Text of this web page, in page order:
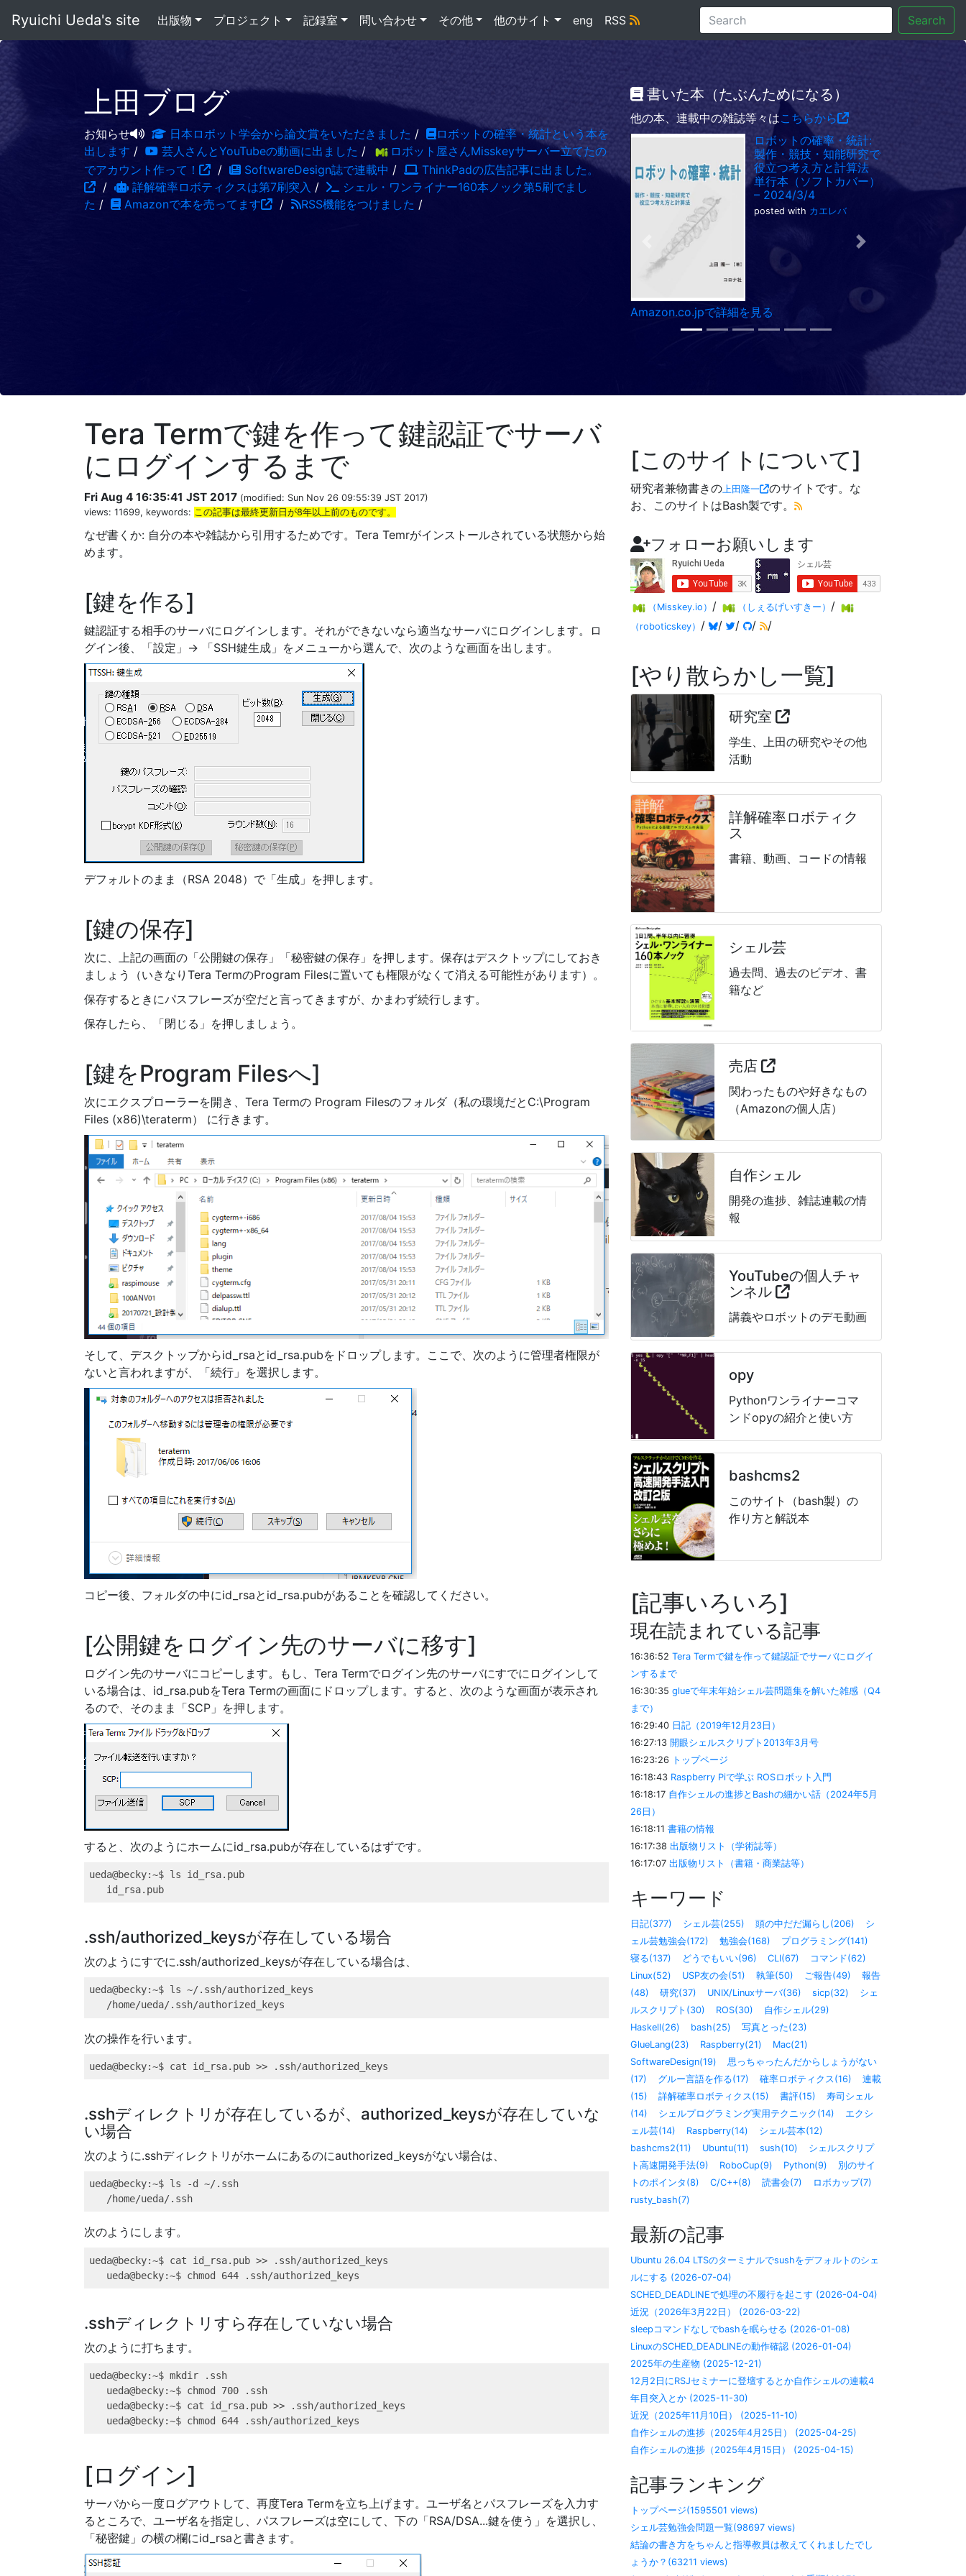
Ryuichi Ueda's site 出版物 プロジェクト 記録室 問い合わせ その他 他のサイト eng RSS Search
上田ブログ
お知らせ 日本ロボット学会から論文賞をいただきました /
ロボットの確率・統計という本を
出します / 芸人さんとYouTubeの動画に出ました /
ロボット屋さんMisskeyサーバー立てたの
でアカウント作って！
/ SoftwareDesign誌で連載中 /
ThinkPadの広告記事に出ました。
/
詳解確率ロボティクスは第7刷突入 /
シェル・ワンライナー160本ノック第5刷でまし
た / Amazonで本を売ってます / RSS機能をつけました /
書いた本（たぶんためになる）
他の本、連載中の雑誌等々はこちらから
ロボットの確率・統計:
製作・競技・知能研究で
役立つ考え方と計算法
単行本（ソフトカバー）
– 2024/3/4
posted with カエレバ
Amazon.co.jpで詳細を見る
Previous Next
Tera Termで鍵を作って鍵認証でサーバ
にログインするまで
Fri Aug 4 16:35:41 JST 2017 (modified: Sun Nov 26 09:55:39 JST 2017)
views: 11699, keywords: この記事は最終更新日が8年以上前のものです。
なぜ書くか: 自分の本や雑誌から引用するためです。Tera Temrがインストールされている状態から始
めます。
鍵を作る
鍵認証する相手のサーバにログインします。それができないなら適当なサーバにログインします。ロ
グイン後、「設定」-> 「SSH鍵生成」をメニューから選んで、次のような画面を出します。
デフォルトのまま（RSA 2048）で「生成」を押します。
鍵の保存
次に、上記の画面の「公開鍵の保存」「秘密鍵の保存」を押します。保存はデスクトップにしておき
ましょう（いきなりTera TermのProgram Filesに置いても権限がなくて消える可能性があります）。
保存するときにパスフレーズが空だと言ってきますが、かまわず続行します。
保存したら、「閉じる」を押しましょう。
鍵をProgram Filesへ
次にエクスプローラーを開き、Tera Termの Program Filesのフォルダ（私の環境だとC:\Program
Files (x86)\teraterm） に行きます。
そして、デスクトップからid_rsaとid_rsa.pubをドロップします。ここで、次のように管理者権限が
ないと言われますが、「続行」を選択します。
コピー後、フォルダの中にid_rsaとid_rsa.pubがあることを確認してください。
公開鍵をログイン先のサーバに移す
ログイン先のサーバにコピーします。もし、Tera Termでログイン先のサーバにすでにログインして
いる場合は、id_rsa.pubをTera Termの画面にドロップします。すると、次のような画面が表示され
るので、そのまま「SCP」を押します。
すると、次のようにホームにid_rsa.pubが存在しているはずです。
ueda@becky:~$ ls id_rsa.pub
id_rsa.pub
.ssh/authorized_keysが存在している場合
次のようにすでに.ssh/authorized_keysが存在している場合は、
ueda@becky:~$ ls ~/.ssh/authorized_keys
/home/ueda/.ssh/authorized_keys
次の操作を行います。
ueda@becky:~$ cat id_rsa.pub >> .ssh/authorized_keys
.sshディレクトリが存在しているが、authorized_keysが存在していな
い場合
次のように.sshディレクトリがホームにあるのにauthorized_keysがない場合は、
ueda@becky:~$ ls -d ~/.ssh
/home/ueda/.ssh
次のようにします。
ueda@becky:~$ cat id_rsa.pub >> .ssh/authorized_keys
ueda@becky:~$ chmod 644 .ssh/authorized_keys
.sshディレクトリすら存在していない場合
次のように打ちます。
ueda@becky:~$ mkdir .ssh
ueda@becky:~$ chmod 700 .ssh
ueda@becky:~$ cat id_rsa.pub >> .ssh/authorized_keys
ueda@becky:~$ chmod 644 .ssh/authorized_keys
ログイン
サーバから一度ログアウトして、再度Tera Termを立ち上げます。ユーザ名とパスフレーズを入力す
るところで、ユーザ名を指定し、パスフレーズは空にして、下の「RSA/DSA...鍵を使う」を選択し、
「秘密鍵」の横の欄にid_rsaと書きます。
このサイトについて
研究者兼物書きの上田隆一
のサイトです。な
お、このサイトはBash製です。
フォローお願いします
（Misskey.io） / （しぇるげいすきー） /
（roboticskey） / / / / /
やり散らかし一覧
研究室
学生、上田の研究やその他
活動
詳解確率ロボティク
ス
書籍、動画、コードの情報
シェル芸
過去問、過去のビデオ、書
籍など
売店
関わったものや好きなもの
（Amazonの個人店）
自作シェル
開発の進捗、雑誌連載の情
報
YouTubeの個人チャ
ンネル
講義やロボットのデモ動画
opy
Pythonワンライナーコマ
ンドopyの紹介と使い方
bashcms2
このサイト（bash製）の
作り方と解説本
記事いろいろ
現在読まれている記事
16:36:52 Tera Termで鍵を作って鍵認証でサーバにログイ
ンするまで
16:30:35 glueで年末年始シェル芸問題集を解いた雑感（Q4
まで）
16:29:40 日記（2019年12月23日）
16:27:13 開眼シェルスクリプト2013年3月号
16:23:26 トップページ
16:18:43 Raspberry Piで学ぶ ROSロボット入門
16:18:17 自作シェルの進捗とBashの細かい話（2024年5月
26日）
16:18:11 書籍の情報
16:17:38 出版物リスト（学術誌等）
16:17:07 出版物リスト（書籍・商業誌等）
キーワード
日記(377) シェル芸(255) 頭の中だだ漏らし(206)
シ
ェル芸勉強会(172)
勉強会(168)
プログラミング(141)
寝る(137)
どうでもいい(96) CLI(67)
コマンド(62)
Linux(52)
USP友の会(51) 執筆(50) ご報告(49)
報告
(48)
研究(37) UNIX/Linuxサーバ(36) sicp(32)
シェ
ルスクリプト(30)
ROS(30)
自作シェル(29)
Haskell(26)
bash(25)
写真とった(23)
GlueLang(23)
Raspberry(21)
Mac(21)
SoftwareDesign(19)
思っちゃったんだからしょうがない
(17)
グルー言語を作る(17) 確率ロボティクス(16)
連載
(15)
詳解確率ロボティクス(15) 書評(15)
寿司シェル
(14)
シェルプログラミング実用テクニック(14)
エクシ
ェル芸(14)
Raspberry(14)
シェル芸本(12)
bashcms2(11)
Ubuntu(11) sush(10)
シェルスクリプ
ト高速開発手法(9)
RoboCup(9) Python(9)
別のサイ
トのポインタ(8)
C/C++(8) 読書会(7)
ロボカップ(7)
rusty_bash(7)
最新の記事
Ubuntu 26.04 LTSのターミナルでsushをデフォルトのシェ
ルにする (2026-07-04)
SCHED_DEADLINEで処理の不履行を起こす (2026-04-04)
近況（2026年3月22日） (2026-03-22)
sleepコマンドなしでbashを眠らせる (2026-01-08)
LinuxのSCHED_DEADLINEの動作確認 (2026-01-04)
2025年の生産物 (2025-12-21)
12月2日にRSJセミナーに登壇するとか自作シェルの連載4
年目突入とか (2025-11-30)
近況（2025年11月10日） (2025-11-10)
自作シェルの進捗（2025年4月25日） (2025-04-25)
自作シェルの進捗（2025年4月15日） (2025-04-15)
記事ランキング
トップページ(1595501 views)
シェル芸勉強会問題一覧(98697 views)
結論の書き方をちゃんと指導教員は教えてくれましたでし
ょうか？(63211 views)